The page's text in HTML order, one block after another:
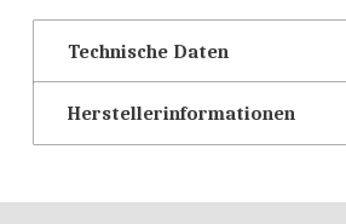
Technische Daten
Herstellerinformationen